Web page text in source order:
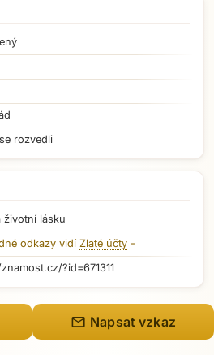
Přejít na hlavní obsah
rozvedli
životní lásku
odkazy vidí Zlaté účty -
?id=671311
mail Napsat vzkaz